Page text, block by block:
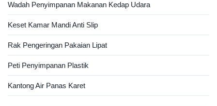
Wadah Penyimpanan Makanan Kedap Udara
Keset Kamar Mandi Anti Slip
Rak Pengeringan Pakaian Lipat
Peti Penyimpanan Plastik
Kantong Air Panas Karet